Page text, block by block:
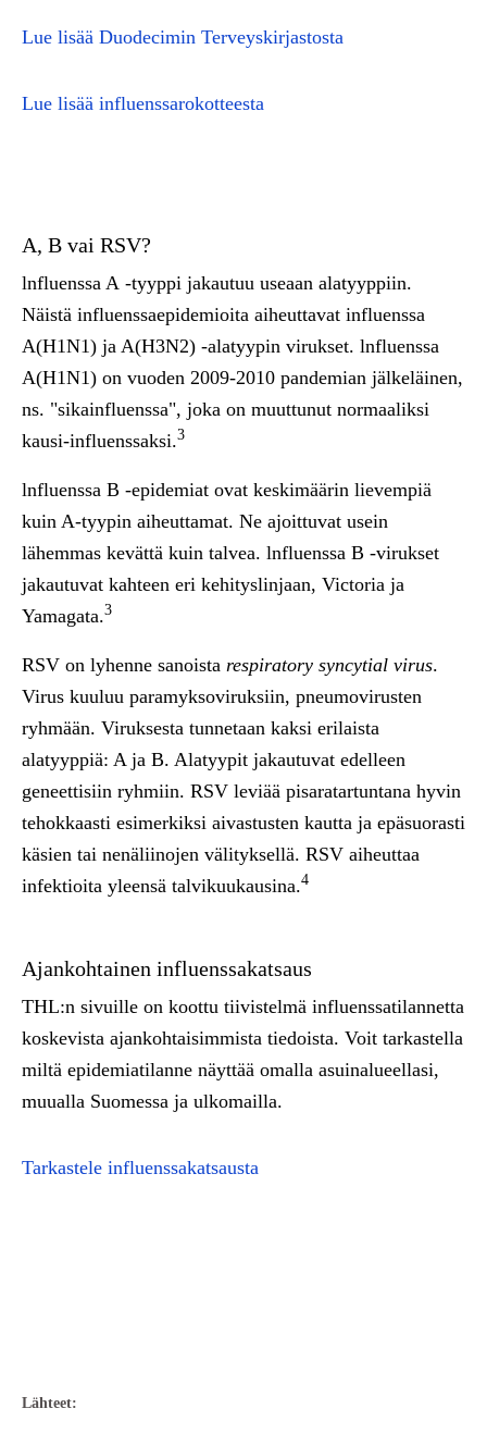
Lue lisää Duodecimin Terveyskirjastosta
Lue lisää influenssarokotteesta
A, B vai RSV?
lnfluenssa A -tyyppi jakautuu useaan alatyyppiin.
Näistä influenssaepidemioita aiheuttavat influenssa
A(H1N1) ja A(H3N2) -alatyypin virukset. lnfluenssa
A(H1N1) on vuoden 2009-2010 pandemian jälkeläinen,
ns. "sikainfluenssa", joka on muuttunut normaaliksi
kausi-influenssaksi.3
lnfluenssa B -epidemiat ovat keskimäärin lievempiä
kuin A-tyypin aiheuttamat. Ne ajoittuvat usein
lähemmas kevättä kuin talvea. lnfluenssa B -virukset
jakautuvat kahteen eri kehityslinjaan, Victoria ja
Yamagata.3
RSV on lyhenne sanoista respiratory syncytial virus.
Virus kuuluu paramyksoviruksiin, pneumovirusten
ryhmään. Viruksesta tunnetaan kaksi erilaista
alatyyppiä: A ja B. Alatyypit jakautuvat edelleen
geneettisiin ryhmiin. RSV leviää pisaratartuntana hyvin
tehokkaasti esimerkiksi aivastusten kautta ja epäsuorasti
käsien tai nenäliinojen välityksellä. RSV aiheuttaa
infektioita yleensä talvikuukausina.4
Ajankohtainen influenssakatsaus
THL:n sivuille on koottu tiivistelmä influenssatilannetta
koskevista ajankohtaisimmista tiedoista. Voit tarkastella
miltä epidemiatilanne näyttää omalla asuinalueellasi,
muualla Suomessa ja ulkomailla.
Tarkastele influenssakatsausta
Lähteet: